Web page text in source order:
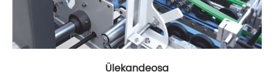
Ülekandeosa